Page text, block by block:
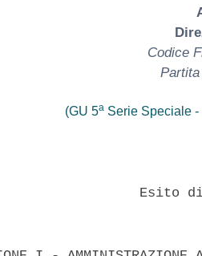
Codice
Partita
(GU 5aSerie Speciale -